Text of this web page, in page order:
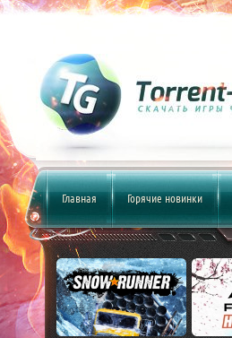
Главная Горячие новинки